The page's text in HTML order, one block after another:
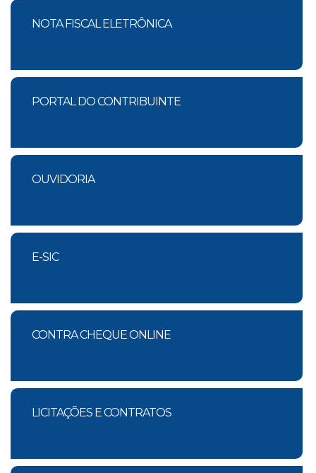
NOTA FISCAL ELETRÔNICA
PORTAL DO CONTRIBUINTE
OUVIDORIA
E-SIC
CONTRA CHEQUE ONLINE
LICITAÇÕES E CONTRATOS